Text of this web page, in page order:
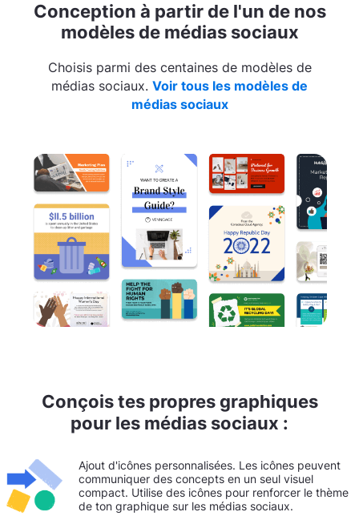
Conception à partir de l'un de nos
modèles de médias sociaux
Choisis parmi des centaines de modèles de
médias sociaux. Voir tous les modèles de
médias sociaux
Conçois tes propres graphiques
pour les médias sociaux :
Ajout d'icônes personnalisées. Les icônes peuvent
communiquer des concepts en un seul visuel
compact. Utilise des icônes pour renforcer le thème
de ton graphique sur les médias sociaux.